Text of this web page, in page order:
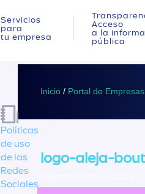
Servicios
para
tu empresa
Acceso
a la
pública
Inicio / Portal de
logo-aleja-
Políticas
de uso
de las
Redes
Sociales